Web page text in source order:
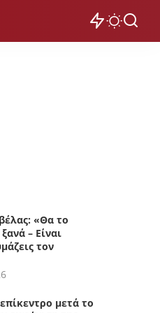
«Θα το
– Είναι
τον
μετά το